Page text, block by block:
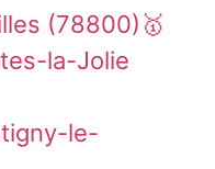
(78800)🥇
la-Jolie
le-